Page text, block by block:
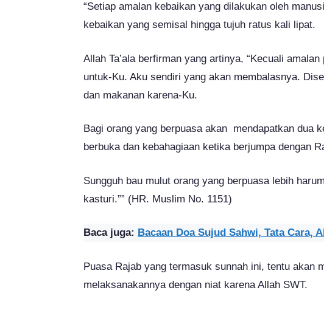
“Setiap amalan kebaikan yang dilakukan oleh
kebaikan yang semisal hingga tujuh ratus kali lipat.
Allah Ta’ala berfirman yang artinya, “Kecuali
untuk-Ku. Aku sendiri yang akan membalasnya.
dan makanan karena-Ku.
Bagi orang yang berpuasa akan mendapatkan dua
berbuka dan kebahagiaan ketika berjumpa dengan
Sungguh bau mulut orang yang berpuasa lebih
kasturi.”” (HR. Muslim No. 1151)
Baca juga: Bacaan Doa Sujud Sahwi, Tata Cara,
Puasa Rajab yang termasuk sunnah ini, tentu akan
melaksanakannya dengan niat karena Allah SWT.